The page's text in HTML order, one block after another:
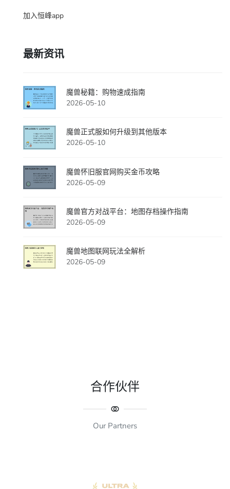
加入恒峰app
最新资讯
魔兽秘籍：购物速成指南
2026-05-10
魔兽正式服如何升级到其他版本
2026-05-10
魔兽怀旧服官网购买金币攻略
2026-05-09
魔兽官方对战平台：地图存档操作指南
2026-05-09
魔兽地图联网玩法全解析
2026-05-09
合作伙伴
Our Partners